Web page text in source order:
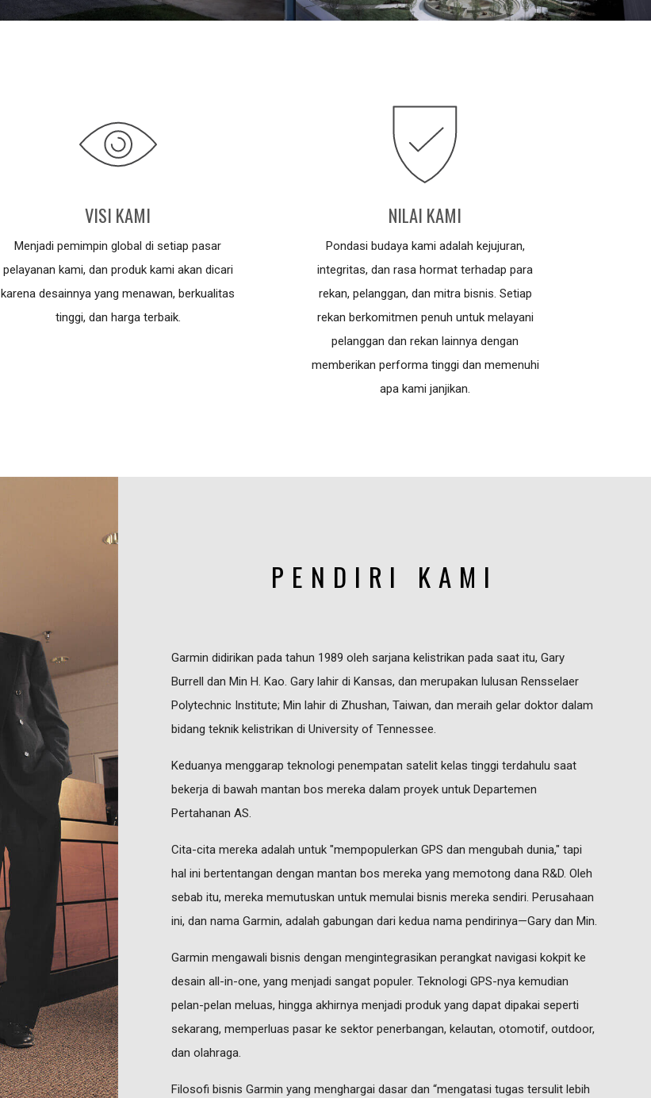
VISI KAMI
Menjadi pemimpin global di setiap pasar
pelayanan kami, dan produk kami akan dicari
karena desainnya yang menawan, berkualitas
tinggi, dan harga terbaik.
NILAI KAMI
Pondasi budaya kami adalah kejujuran,
integritas, dan rasa hormat terhadap para
rekan, pelanggan, dan mitra bisnis. Setiap
rekan berkomitmen penuh untuk melayani
pelanggan dan rekan lainnya dengan
memberikan performa tinggi dan memenuhi
apa kami janjikan.
PENDIRI KAMI
Garmin didirikan pada tahun 1989 oleh sarjana kelistrikan pada saat itu, Gary
Burrell dan Min H. Kao. Gary lahir di Kansas, dan merupakan lulusan Rensselaer
Polytechnic Institute; Min lahir di Zhushan, Taiwan, dan meraih gelar doktor dalam
bidang teknik kelistrikan di University of Tennessee.
Keduanya menggarap teknologi penempatan satelit kelas tinggi terdahulu saat
bekerja di bawah mantan bos mereka dalam proyek untuk Departemen
Pertahanan AS.
Cita-cita mereka adalah untuk "mempopulerkan GPS dan mengubah dunia," tapi
hal ini bertentangan dengan mantan bos mereka yang memotong dana R&D. Oleh
sebab itu, mereka memutuskan untuk memulai bisnis mereka sendiri. Perusahaan
ini, dan nama Garmin, adalah gabungan dari kedua nama pendirinya—Gary dan Min.
Garmin mengawali bisnis dengan mengintegrasikan perangkat navigasi kokpit ke
desain all-in-one, yang menjadi sangat populer. Teknologi GPS-nya kemudian
pelan-pelan meluas, hingga akhirnya menjadi produk yang dapat dipakai seperti
sekarang, memperluas pasar ke sektor penerbangan, kelautan, otomotif, outdoor,
dan olahraga.
Filosofi bisnis Garmin yang menghargai dasar dan “mengatasi tugas tersulit lebih